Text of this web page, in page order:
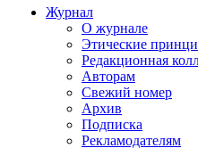
Журнал
О журнале
Этические
Редакционная
Авторам
Свежий номер
Архив
Подписка
Рекламодателям